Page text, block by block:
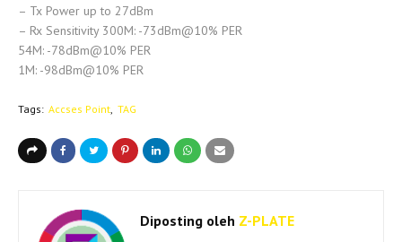
– Tx Power up to 27dBm
– Rx Sensitivity 300M: -73dBm@10% PER
54M: -78dBm@10% PER
1M: -98dBm@10% PER
Tags: Accses Point TAG
Diposting oleh Z-PLATE